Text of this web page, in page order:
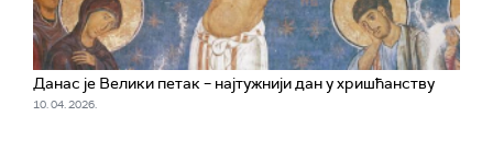
Данас је Велики петак – најтужнији дан у хришћанству
10. 04. 2026.